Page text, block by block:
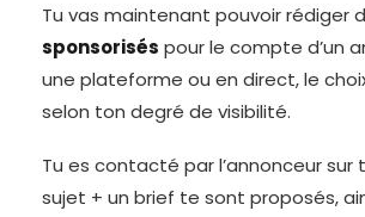
Tu vas maintenant pouvoir rédiger
sponsorisés pour le compte d’un
une plateforme ou en direct, le
selon ton degré de visibilité.
Tu es contacté par l’annonceur sur
sujet + un brief te sont proposés,